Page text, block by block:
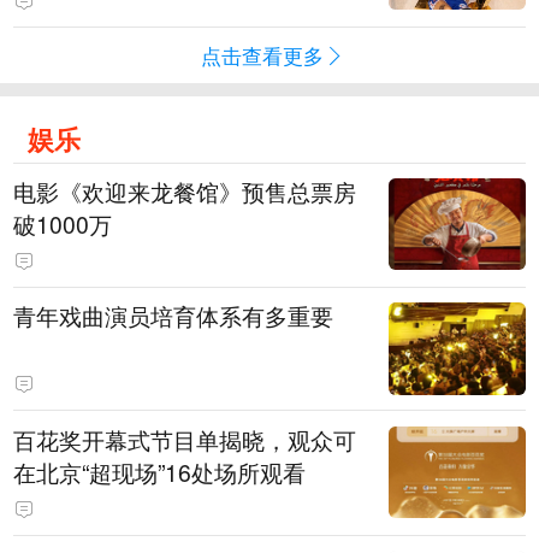
点击查看更多
娱乐
电影《欢迎来龙餐馆》预售总票房
破1000万
青年戏曲演员培育体系有多重要
百花奖开幕式节目单揭晓，观众可
在北京“超现场”16处场所观看